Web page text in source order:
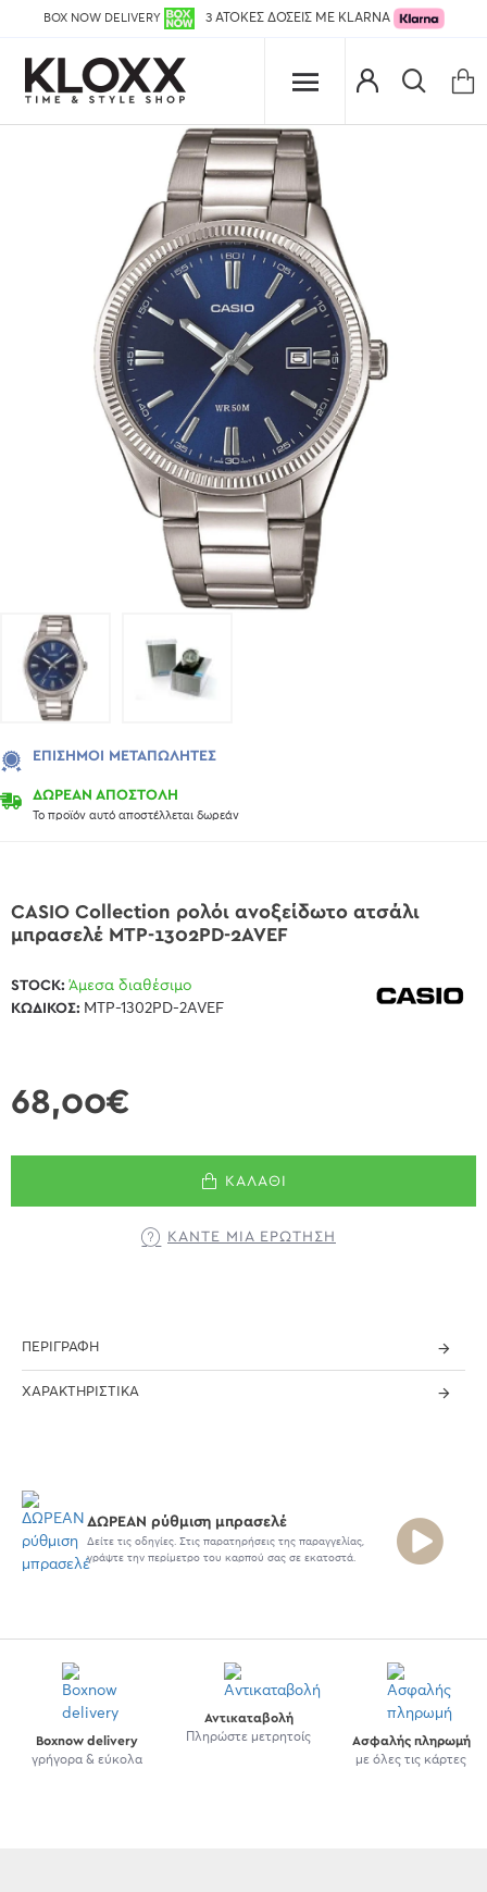
BOX NOW DELIVERY 3 ΑΤΟΚΕΣ ΔΟΣΕΙΣ ΜΕ KLARNA
ΔΩΡΕΑΝ ΑΠΟΣΤΟΛΗ
Το προϊόν αυτό αποστέλλεται δωρεάν
ΕΠΊΣΗΜΟΙ ΜΕΤΑΠΩΛΗΤΈΣ
CASIO Collection ρολόι ανοξείδωτο ατσάλι
μπρασελέ MTP-1302PD-2AVEF
68,00€
STOCK: Άμεσα διαθέσιμο
ΚΩΔΙΚΌΣ: MTP-1302PD-2AVEF
ΚΑΛΆΘΙ
ΚΆΝΤΕ ΜΊΑ ΕΡΏΤΗΣΗ
ΠΕΡΙΓΡΑΦΉ
ΧΑΡΑΚΤΗΡΙΣΤΙΚΆ
Boxnow delivery
γρήγορα & εύκολα
Αντικαταβολή
Πληρώστε μετρητοίς
Ασφαλής πληρωμή
με όλες τις κάρτες
ΔΩΡΕΑΝ ρύθμιση μπρασελέ
Δείτε τις οδηγίες. Στις παρατηρήσεις της παραγγελίας,
γράψτε την περίμετρο του καρπού σας σε εκατοστά.